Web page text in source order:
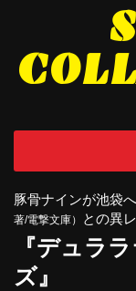
豚骨ナインが池袋
著/電撃文庫）
との異
『デュラ
ズ』